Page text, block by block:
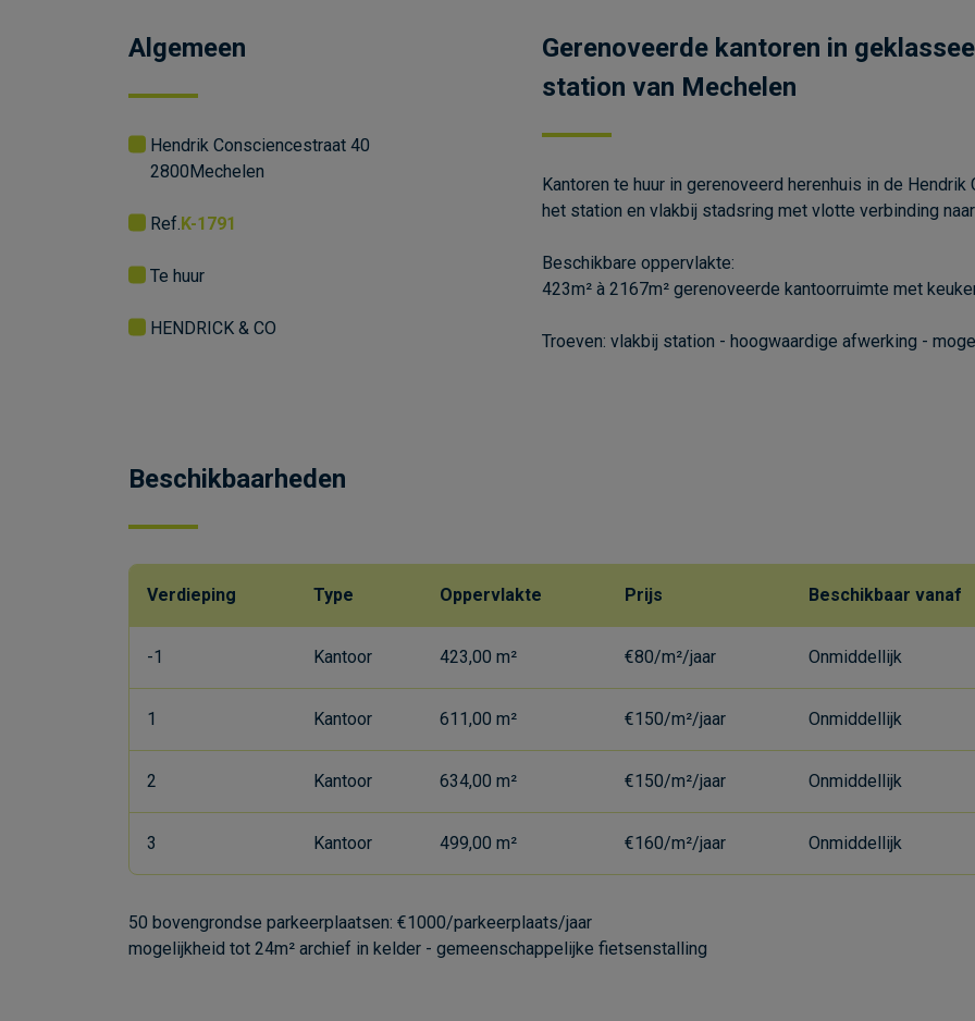
Algemeen
Mechelen
2800
Hendrik Consciencestraat 40
Ref.K-1791
Te huur
HENDRICK & CO
Gerenoveerde kantoren in
station van Mechelen
Kantoren te huur in gerenoveerd herenhuis in de
het station en vlakbij stadsring met vlotte verbinding
Beschikbare oppervlakte:
423m² à 2167m² gerenoveerde kantoorruimte met
Troeven: vlakbij station - hoogwaardige afwerking -
Beschikbaarheden
Verdieping Type Oppervlakte Prijs Beschikbaar vanaf
-1 Kantoor 423,00 m² €80/m²/jaar Onmiddellijk
1 Kantoor 611,00 m² €150/m²/jaar Onmiddellijk
2 Kantoor 634,00 m² €150/m²/jaar Onmiddellijk
3 Kantoor 499,00 m² €160/m²/jaar Onmiddellijk
50 bovengrondse parkeerplaatsen: €1000/parkeerplaats/jaar
mogelijkheid tot 24m² archief in kelder - gemeenschappelijke fietsenstalling